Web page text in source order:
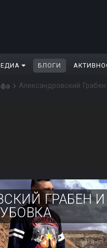
БЛОГИ
Александровский
ГРАБЕН